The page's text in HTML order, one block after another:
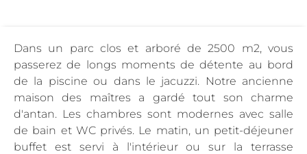
Dans un parc clos et arboré de 2500 m2, vous
passerez de longs moments de détente au bord
de la piscine ou dans le jacuzzi. Notre ancienne
maison des maîtres a gardé tout son charme
d'antan. Les chambres sont modernes avec salle
de bain et WC privés. Le matin, un petit-déjeuner
buffet est servi à l'intérieur ou sur la terrasse